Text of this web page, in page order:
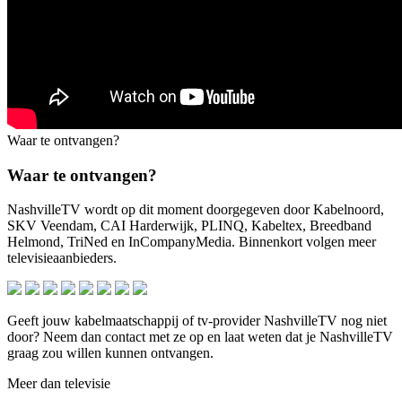
Waar te ontvangen?
Waar te ontvangen?
NashvilleTV wordt op dit moment doorgegeven door Kabelnoord,
SKV Veendam, CAI Harderwijk, PLINQ, Kabeltex, Breedband
Helmond, TriNed en InCompanyMedia. Binnenkort volgen meer
televisieaanbieders.
Geeft jouw kabelmaatschappij of tv-provider NashvilleTV nog niet
door? Neem dan contact met ze op en laat weten dat je NashvilleTV
graag zou willen kunnen ontvangen.
Meer dan televisie